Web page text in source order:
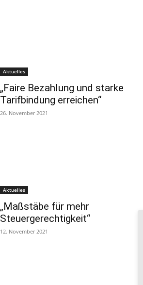
Aktuelles
„Faire Bezahlung und starke
Tarifbindung erreichen“
26. November 2021
Aktuelles
„Maßstäbe für mehr
Steuergerechtigkeit“
12. November 2021